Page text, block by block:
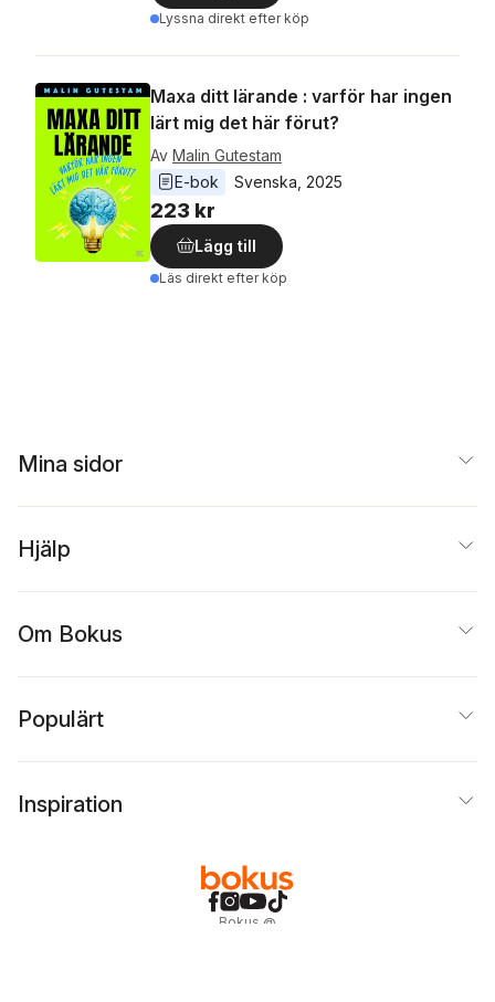
Lyssna direkt efter köp
Maxa ditt lärande : varför har ingen
lärt mig det här förut?
Av Malin Gutestam
E-bok
Svenska 2025
223 kr
Lägg till
Läs direkt efter köp
Mina sidor
Hjälp
Om Bokus
Populärt
Inspiration
Bokus @